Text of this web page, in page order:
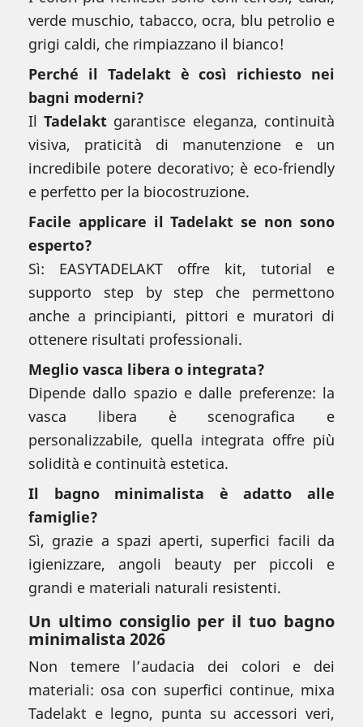
verde muschio, tabacco, ocra, blu petrolio e
grigi caldi, che rimpiazzano il bianco!
Perché il Tadelakt è così richiesto nei
bagni moderni?
Il Tadelakt garantisce eleganza, continuità
visiva, praticità di manutenzione e un
incredibile potere decorativo; è eco-friendly
e perfetto per la biocostruzione.
Facile applicare il Tadelakt se non sono
esperto?
Sì: EASYTADELAKT offre kit, tutorial e
supporto step by step che permettono
anche a principianti, pittori e muratori di
ottenere risultati professionali.
Meglio vasca libera o integrata?
Dipende dallo spazio e dalle preferenze: la
vasca libera è scenografica e
personalizzabile, quella integrata offre più
solidità e continuità estetica.
Il bagno minimalista è adatto alle
famiglie?
Sì, grazie a spazi aperti, superfici facili da
igienizzare, angoli beauty per piccoli e
grandi e materiali naturali resistenti.
Un ultimo consiglio per il tuo bagno
minimalista 2026
Non temere l’audacia dei colori e dei
materiali: osa con superfici continue, mixa
Tadelakt e legno, punta su accessori veri,